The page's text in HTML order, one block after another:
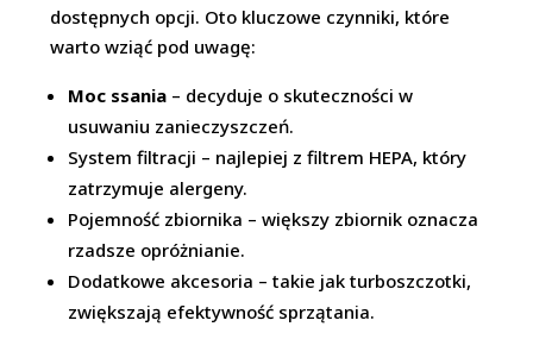
dostępnych opcji. Oto kluczowe czynniki, które
warto wziąć pod uwagę:
Moc ssania – decyduje o skuteczności w
usuwaniu zanieczyszczeń.
System filtracji – najlepiej z filtrem HEPA, który
zatrzymuje alergeny.
Pojemność zbiornika – większy zbiornik oznacza
rzadsze opróżnianie.
Dodatkowe akcesoria – takie jak turboszczotki,
zwiększają efektywność sprzątania.